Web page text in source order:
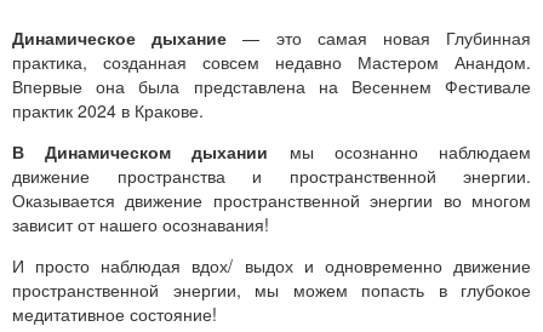
Динамическое дыхание — это самая новая Глубинная
практика, созданная совсем недавно Мастером Анандом.
Впервые она была представлена на Весеннем Фестивале
практик 2024 в Кракове.
В Динамическом дыхании мы осознанно наблюдаем
движение пространства и пространственной энергии.
Оказывается движение пространственной энергии во многом
зависит от нашего осознавания!
И просто наблюдая вдох/ выдох и одновременно движение
пространственной энергии, мы можем попасть в глубокое
медитативное состояние!